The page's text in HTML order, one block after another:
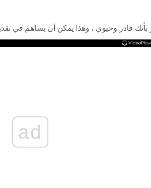
بأنك قادر وحيوي ، وهذا يمكن أن يساهم في
ad